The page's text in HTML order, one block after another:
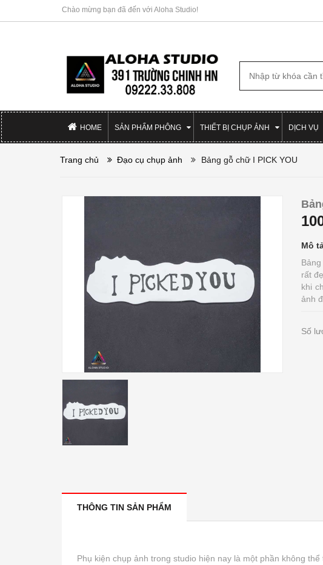
Chào mừng bạn đã đến với Aloha Studio!
HOME SẢN PHẨM PHÔNG THIẾT BỊ CHỤP ẢNH DỊCH VỤ
Trang chủ Đạo cụ chụp ảnh Bảng gỗ chữ I PICK YOU
Mô
rất
khi
ảnh
Số
THÔNG TIN SẢN PHẨM
Phụ kiện chụp ảnh trong studio hiện nay là một phần không